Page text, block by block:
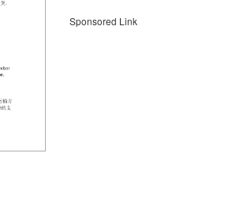
Sponsored Link